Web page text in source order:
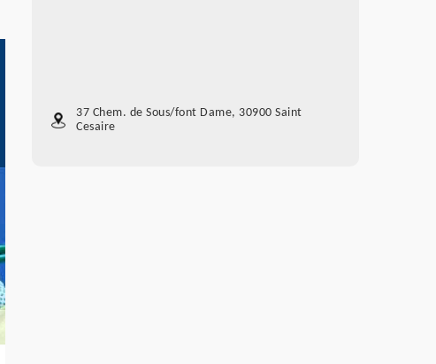
37 Chem. de Sous/font Dame, 30900 Saint
Cesaire